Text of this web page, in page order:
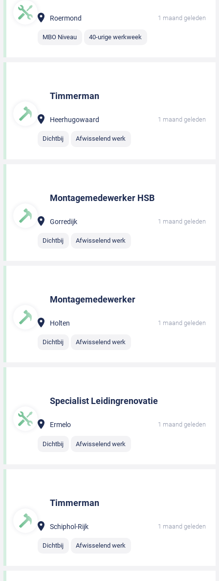
Roermond 1 maand geleden
MBO Niveau 40-urige werkweek
Timmerman
Heerhugowaard 1 maand geleden
Dichtbij Afwisselend werk
Montagemedewerker HSB
Gorredijk 1 maand geleden
Dichtbij Afwisselend werk
Montagemedewerker
Holten 1 maand geleden
Dichtbij Afwisselend werk
Specialist Leidingrenovatie
Ermelo 1 maand geleden
Dichtbij Afwisselend werk
Timmerman
Schiphol-Rijk 1 maand geleden
Dichtbij Afwisselend werk